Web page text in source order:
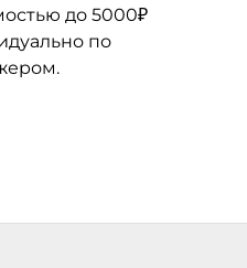
до 5000₽
по